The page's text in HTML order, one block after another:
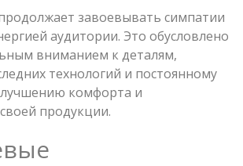
завоевывать симпатии
аудитории. Это обусловлено
вниманием к деталям,
технологий и постоянному
комфорта и
продукции.